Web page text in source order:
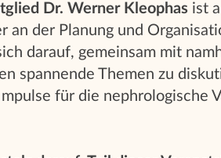
Dr. Werner Kleophas ist
an der Planung und
darauf, gemeinsam mit
spannende Themen zu
für die nephrologische